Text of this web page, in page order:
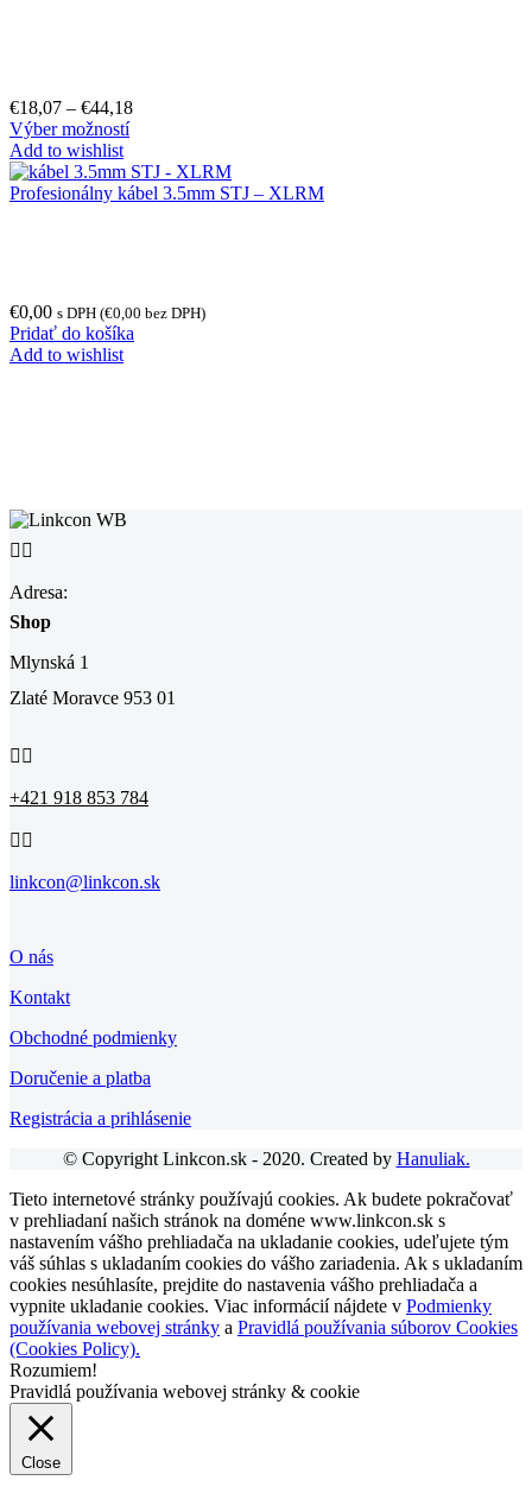
€18,07 – €44,18
Výber možností
Add to wishlist
Profesionálny kábel 3.5mm STJ – XLRM
€0,00 s DPH (€0,00 bez DPH)
Pridať do košíka
Add to wishlist
 
Adresa:
Shop
Mlynská 1
Zlaté Moravce 953 01
 
+421 918 853 784
 
linkcon@linkcon.sk
O nás
Kontakt
Obchodné podmienky
Doručenie a platba
Registrácia a prihlásenie
© Copyright Linkcon.sk - 2020. Created by Hanuliak.
Tieto internetové stránky používajú cookies. Ak budete pokračovať
v prehliadaní našich stránok na doméne www.linkcon.sk s
nastavením vášho prehliadača na ukladanie cookies, udeľujete tým
váš súhlas s ukladaním cookies do vášho zariadenia. Ak s ukladaním
cookies nesúhlasíte, prejdite do nastavenia vášho prehliadača a
vypnite ukladanie cookies. Viac informácií nájdete v Podmienky
používania webovej stránky a Pravidlá používania súborov Cookies
(Cookies Policy).
Rozumiem!
Pravidlá používania webovej stránky & cookie
Close